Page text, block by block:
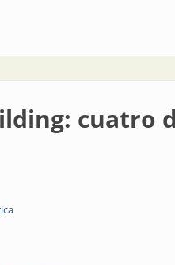
toda su oferta en BIEL
cuatro